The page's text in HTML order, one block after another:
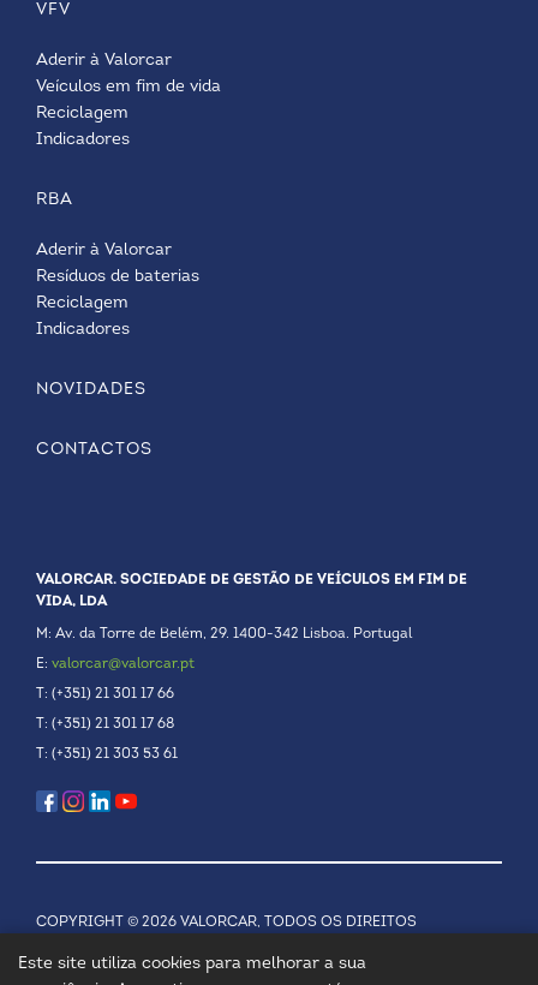
VFV
Aderir à Valorcar
Veículos em fim de vida
Reciclagem
Indicadores
RBA
Aderir à Valorcar
Resíduos de baterias
Reciclagem
Indicadores
NOVIDADES
CONTACTOS
VALORCAR. SOCIEDADE DE GESTÃO DE VEÍCULOS EM FIM DE
VIDA, LDA
M: Av. da Torre de Belém, 29. 1400-342 Lisboa. Portugal
E: valorcar@valorcar.pt
T: (+351) 21 301 17 66
T: (+351) 21 301 17 68
T: (+351) 21 303 53 61
COPYRIGHT © 2026 VALORCAR, TODOS OS DIREITOS
Este site utiliza cookies para melhorar a sua